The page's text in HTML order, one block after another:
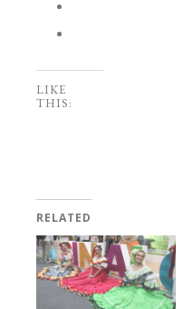
LIKE
THIS:
RELATED